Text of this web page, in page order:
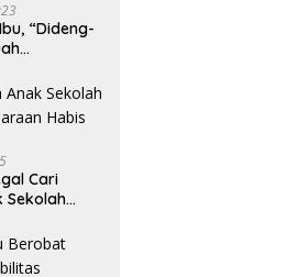
Sutarto Minta Banteng Sumut
Merah FC Harumkan Nama
“Dideng-
Cari
Sekolah
dan